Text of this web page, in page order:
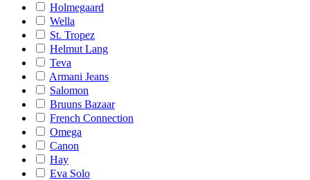
Holmegaard
Wella
St. Tropez
Helmut Lang
Teva
Armani Jeans
Salomon
Bruuns Bazaar
French Connection
Omega
Canon
Hay
Eva Solo